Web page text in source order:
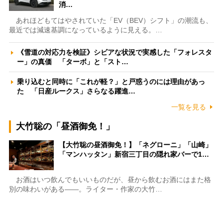
消…
あれほどもてはやされていた「EV（BEV）シフト」の潮流も、
最近では減速基調になっているように見える。…
《雪道の対応力を検証》シビアな状況で実感した「フォレスタ
ー」の真価 「ターボ」と「スト…
乗り込むと同時に「これが軽？」と戸惑うのには理由があっ
た 「日産ルークス」さらなる躍進…
一覧を見る
大竹聡の「昼酒御免！」
【大竹聡の昼酒御免！】「ネグローニ」「山崎」
「マンハッタン」新宿三丁目の隠れ家バーで1…
お酒はいつ飲んでもいいものだが、昼から飲むお酒にはまた格
別の味わいがある――。ライター・作家の大竹…